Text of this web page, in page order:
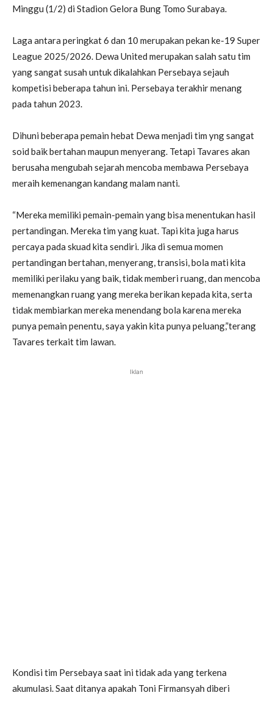
Minggu (1/2) di Stadion Gelora Bung Tomo Surabaya.
Laga antara peringkat 6 dan 10 merupakan pekan ke-19 Super
League 2025/2026. Dewa United merupakan salah satu tim
yang sangat susah untuk dikalahkan Persebaya sejauh
kompetisi beberapa tahun ini. Persebaya terakhir menang
pada tahun 2023.
Dihuni beberapa pemain hebat Dewa menjadi tim yng sangat
soid baik bertahan maupun menyerang. Tetapi Tavares akan
berusaha mengubah sejarah mencoba membawa Persebaya
meraih kemenangan kandang malam nanti.
“Mereka memiliki pemain-pemain yang bisa menentukan hasil
pertandingan. Mereka tim yang kuat. Tapi kita juga harus
percaya pada skuad kita sendiri. Jika di semua momen
pertandingan bertahan, menyerang, transisi, bola mati kita
memiliki perilaku yang baik, tidak memberi ruang, dan mencoba
memenangkan ruang yang mereka berikan kepada kita, serta
tidak membiarkan mereka menendang bola karena mereka
punya pemain penentu, saya yakin kita punya peluang,”terang
Tavares terkait tim lawan.
Iklan
Kondisi tim Persebaya saat ini tidak ada yang terkena
akumulasi. Saat ditanya apakah Toni Firmansyah diberi